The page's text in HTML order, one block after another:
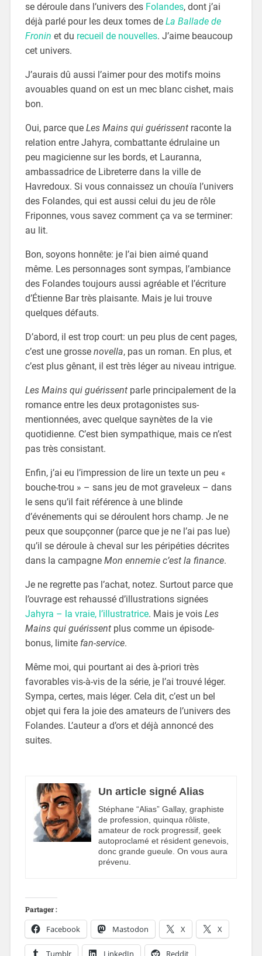
se déroule dans l’univers des Folandes, dont j’ai
déjà parlé pour les deux tomes de La Ballade de
Fronin et du recueil de nouvelles. J’aime beaucoup
cet univers.
J’aurais dû aussi l’aimer pour des motifs moins
avouables quand on est un mec blanc cishet, mais
bon.
Oui, parce que Les Mains qui guérissentraconte la
relation entre Jahyra, combattante édrulaine un
peu magicienne sur les bords, et Lauranna,
ambassadrice de Libreterre dans la ville de
Havredoux. Si vous connaissez un chouïa l’univers
des Folandes, qui est aussi celui du jeu de rôle
Friponnes, vous savez comment ça va se terminer:
au lit.
Bon, soyons honnête: je l’ai bien aimé quand
même. Les personnages sont sympas, l’ambiance
des Folandes toujours aussi agréable et l’écriture
d’Étienne Bar très plaisante. Mais je lui trouve
quelques défauts.
D’abord, il est trop court: un peu plus de cent pages,
c’est une grosse novella, pas un roman. En plus, et
c’est plus gênant, il est très léger au niveau intrigue.
Les Mains qui guérissentparle principalement de la
romance entre les deux protagonistes sus-
mentionnées, avec quelque saynètes de la vie
quotidienne. C’est bien sympathique, mais ce n’est
pas très consistant.
Enfin, j’ai eu l’impression de lire un texte un peu «
bouche-trou » – sans jeu de mot graveleux – dans
le sens qu’il fait référence à une blinde
d’événements qui se déroulent hors champ. Je ne
peux que soupçonner (parce que je ne l’ai pas lue)
qu’il se déroule à cheval sur les péripéties décrites
dans la campagne Mon ennemie c’est la finance.
Je ne regrette pas l’achat, notez. Surtout parce que
l’ouvrage est rehaussé d’illustrations signées
Jahyra – la vraie, l’illustratrice. Mais je vois Les
Mains qui guérissentplus comme un épisode-
bonus, limite fan-service.
Même moi, qui pourtant ai des à-priori très
favorables vis-à-vis de la série, je l’ai trouvé léger.
Sympa, certes, mais léger. Cela dit, c’est un bel
objet qui fera la joie des amateurs de l’univers des
Folandes. L’auteur a d’ors et déjà annoncé des
suites.
Un article signé Alias
Stéphane “Alias” Gallay, graphiste
de profession, quinqua rôliste,
amateur de rock progressif, geek
autoproclamé et résident genevois,
donc grande gueule. On vous aura
prévenu.
Partager :
Facebook Mastodon X X
Tumblr LinkedIn Reddit